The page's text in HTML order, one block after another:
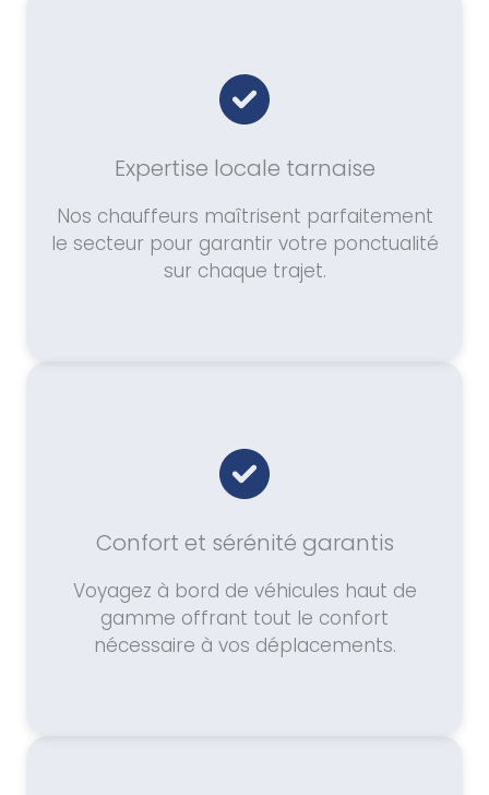
Expertise locale tarnaise
Nos chauffeurs maîtrisent parfaitement
le secteur pour garantir votre ponctualité
sur chaque trajet.
Confort et sérénité garantis
Voyagez à bord de véhicules haut de
gamme offrant tout le confort
nécessaire à vos déplacements.